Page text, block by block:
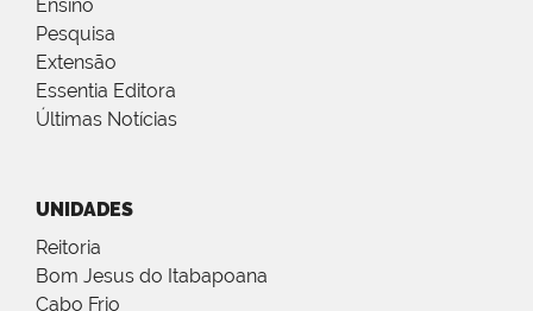
Ensino
Pesquisa
Extensão
Essentia Editora
Últimas Notícias
UNIDADES
Reitoria
Bom Jesus do Itabapoana
Cabo Frio